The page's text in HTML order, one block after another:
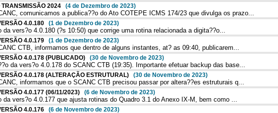
2024 (4 de Dezembro de 2023)
comunicamos a publica??o do Ato COTEPE ICMS 174/23 que divulga os prazo...
4.0.180 (1 de Dezembro de 2023)
da vers?o 4.0.180 (?s 10:50) que corrige uma rotina relacionada a digita??o...
4.0.179 (1 de Dezembro de 2023)
CTB, informamos que dentro de alguns instantes, at? as 09:40, publicarem...
4.0.178 (PUBLICADO) (30 de Novembro de 2023)
da vers?o 4.0.178 do SCANC CTB (19:35). Importante efetuar backup das base...
4.0.178 (ALTERAÇÃO ESTRUTURAL) (30 de Novembro de 2023)
informamos que o SCANC CTB precisou passar por altera??es estruturais q...
4.0.177 (06/11/2023) (6 de Novembro de 2023)
da vers?o 4.0.177 que ajusta rotinas do Quadro 3.1 do Anexo IX-M, bem como ...
4.0.176 (6 de Novembro de 2023)